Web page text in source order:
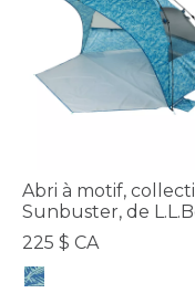
Abri à motif,
Sunbuster, de
225 $ CA